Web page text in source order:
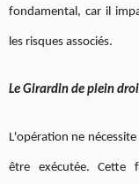
fondamental, car il
les risques associés.
Le Girardin de plein
L'opération ne
être exécutée. Cette